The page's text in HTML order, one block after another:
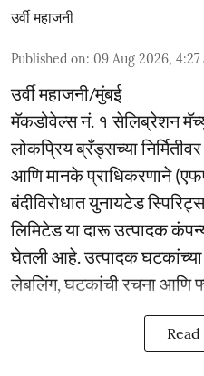
उर्वी महाजनी
Published on: 09 Aug 2026, 4:27
उर्वी महाजनी/मुंबई
मॅकडोवेल्स नं. १ सेलिब्रेशन
लोकप्रिय ब्रँड्सच्या
आणि मानके प्राधिकरणाने
बंदीविरोधात युनायटेड
लिमिटेड या दारू उत्पादक
घेतली आहे. उत्पादक
लेबलिंग, घटकांची रचना आणि